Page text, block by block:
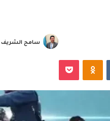
سامح الشريف